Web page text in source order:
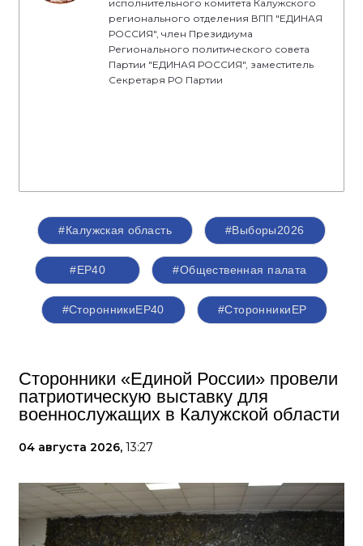
исполнительного комитета Калужского
регионального отделения ВПП "ЕДИНАЯ
РОССИЯ", член Президиума
Регионального политического совета
Партии "ЕДИНАЯ РОССИЯ", заместитель
Секретаря РО Партии
#Калужская область #Выборы2026
#ЕР40 #Общественная палата
#СторонникиЕР40 #СторонникиЕР
Сторонники «Единой России» провели
патриотическую выставку для
военнослужащих в Калужской области
04 августа 2026, 13:27